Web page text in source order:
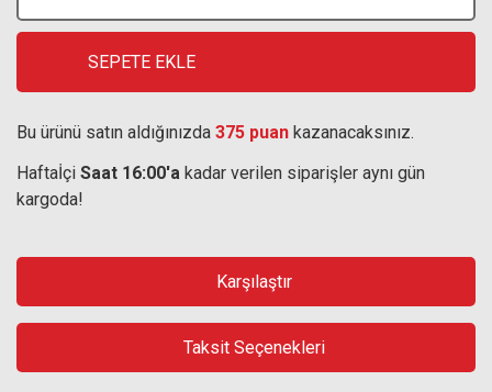
SEPETE EKLE
Bu ürünü satın aldığınızda 375 puan kazanacaksınız.
Haftaİçi Saat 16:00'a kadar verilen siparişler aynı gün
kargoda!
Karşılaştır
Taksit Seçenekleri